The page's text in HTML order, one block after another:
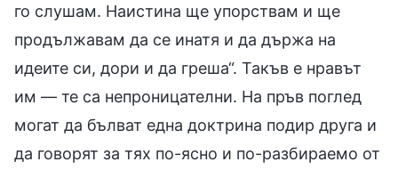
го слушам. Наистина ще упорствам и ще
продължавам да се инатя и да държа на
идеите си, дори и да греша“. Такъв е нравът
им — те са непроницателни. На пръв поглед
могат да бълват една доктрина подир друга и
да говорят за тях по-ясно и по-разбираемо от